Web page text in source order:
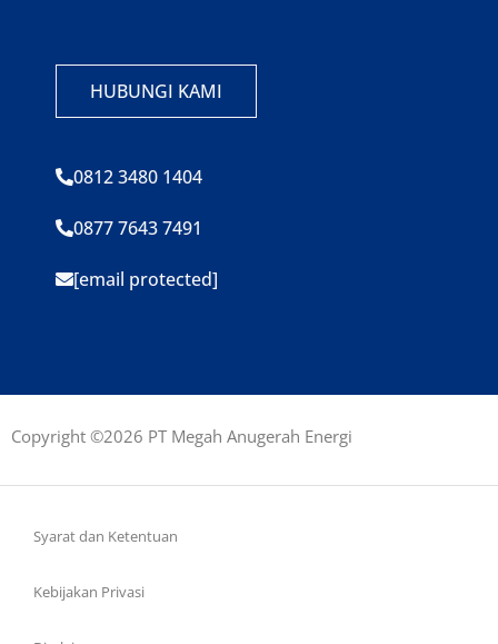
HUBUNGI KAMI
0812 3480 1404
0877 7643 7491
[email protected]
Copyright ©2026 PT Megah Anugerah Energi
Syarat dan Ketentuan
Kebijakan Privasi